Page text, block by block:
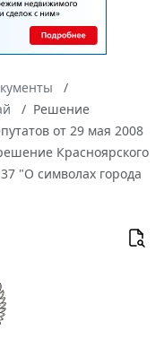
Решение
от 29 мая 2008
Красноярского
"О символах города